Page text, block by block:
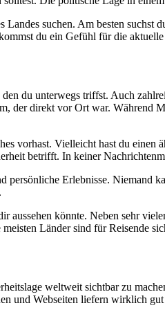
suchen. Am besten
du ein Gefühl für die
du unterwegs triffst. Auch
der direkt vor Ort war. Während
vorhast. Vielleicht hast du
betrifft. In keiner
persönliche Erlebnisse.
könnte. Neben sehr
Länder sind für Reisende
weltweit sichtbar zu
und Webseiten liefern wirklich